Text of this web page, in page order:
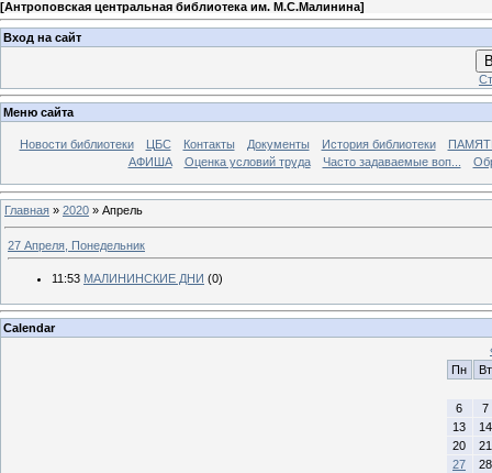
[Антроповская центральная библиотека им. М.С.Малинина]
Вход на сайт
Меню сайта
Новости библиотеки ЦБС Контакты Документы История библиотеки
АФИША
Оценка условий труда Часто задаваемые воп...
Главная » 2020 » Апрель
27 Апреля, Понедельник
11:53 МАЛИНИНСКИЕ ДНИ (0)
Calendar
Пн
Вт
6
7
13
14
20
21
27
28